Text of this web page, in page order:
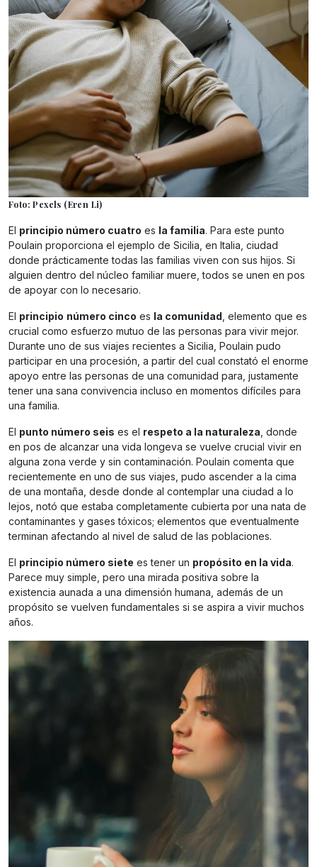
Foto: Pexels (Eren Li)
El principio número cuatro es la familia. Para este punto
Poulain proporciona el ejemplo de Sicilia, en Italia, ciudad
donde prácticamente todas las familias viven con sus hijos. Si
alguien dentro del núcleo familiar muere, todos se unen en pos
de apoyar con lo necesario.
El principio número cinco es la comunidad , elemento que es
crucial como esfuerzo mutuo de las personas para vivir mejor.
Durante uno de sus viajes recientes a Sicilia, Poulain pudo
participar en una procesión, a partir del cual constató el enorme
apoyo entre las personas de una comunidad para, justamente
tener una sana convivencia incluso en momentos difíciles para
una familia.
El punto número seis es el respeto a la naturaleza, donde
en pos de alcanzar una vida longeva se vuelve crucial vivir en
alguna zona verde y sin contaminación. Poulain comenta que
recientemente en uno de sus viajes, pudo ascender a la cima
de una montaña, desde donde al contemplar una ciudad a lo
lejos, notó que estaba completamente cubierta por una nata de
contaminantes y gases tóxicos; elementos que eventualmente
terminan afectando al nivel de salud de las poblaciones.
El principio número siete es tener un propósito en la vida.
Parece muy simple, pero una mirada positiva sobre la
existencia aunada a una dimensión humana, además de un
propósito se vuelven fundamentales si se aspira a vivir muchos
años.